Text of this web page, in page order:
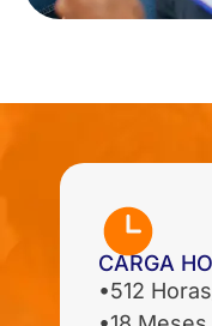
CARGA
•512